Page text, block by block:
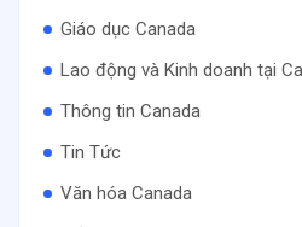
Giáo dục Canada
Lao động và Kinh doanh tại
Thông tin Canada
Tin Tức
Văn hóa Canada